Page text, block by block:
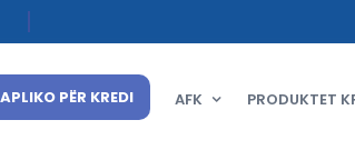
APLIKO PËR KREDI AFK PRODUKTET